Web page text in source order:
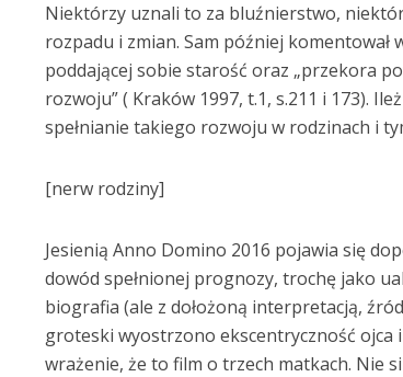
Niektórzy uznali to za bluźnierstwo,
rozpadu i zmian. Sam później komentował
poddającej sobie starość oraz „przekora
rozwoju” ( Kraków 1997, t.1, s.211 i 173).
spełnianie takiego rozwoju w rodzinach i
[nerw rodziny]
Jesienią Anno Domino 2016 pojawia się
dowód spełnionej prognozy, trochę jako
biografia (ale z dołożoną interpretacją,
groteski wyostrzono ekscentryczność ojca
wrażenie, że to film o trzech matkach. Nie